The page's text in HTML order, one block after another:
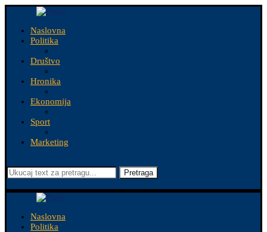
Naslovna
Politika
Društvo
Hronika
Ekonomija
Sport
Marketing
Pretraga
Naslovna
Politika